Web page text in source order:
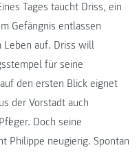
Tages taucht Driss, ein
Gefängnis entlassen
Leben auf. Driss will
für seine
den ersten Blick eignet
der Vorstadt auch
Doch seine
Philippe neugierig. Spontan